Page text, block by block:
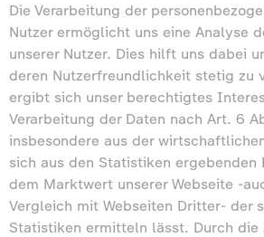
Die Verarbeitung der
Nutzer ermöglicht uns eine Analyse
unserer Nutzer. Dies hilft uns dabei
deren Nutzerfreundlichkeit stetig zu
ergibt sich unser berechtigtes
Verarbeitung der Daten nach Art. 6
insbesondere aus der
sich aus den Statistiken ergebenden
dem Marktwert unserer Webseite -
Vergleich mit Webseiten Dritter- der
Statistiken ermitteln lässt. Durch die